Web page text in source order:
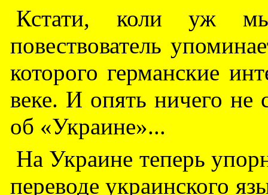
Кстати, коли уж
повествователь
которого германские
веке. И опять ничего не
об «Украине»...
На Украине теперь
переводе украинского